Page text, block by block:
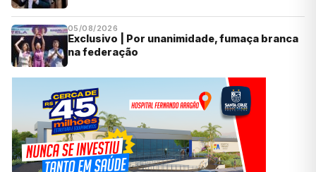
05/08/2026
Exclusivo | Por unanimidade, fumaça branca
na federação